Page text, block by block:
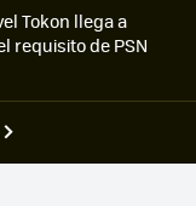
Tokon llega a
requisito de PSN